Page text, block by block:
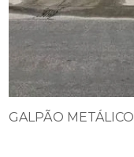
GALPÃO METÁLICO